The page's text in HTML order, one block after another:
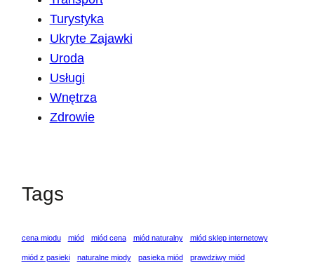
Turystyka
Ukryte Zajawki
Uroda
Usługi
Wnętrza
Zdrowie
Tags
cena miodu miód miód cena miód naturalny miód sklep internetowy
miód z pasieki naturalne miody pasieka miód prawdziwy miód